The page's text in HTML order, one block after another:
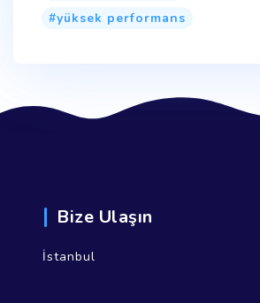
yüksek performans
Bize Ulaşın
İstanbul